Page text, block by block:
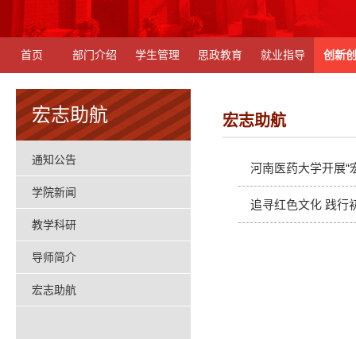
首页 部门介绍 学生管理 思政教育 就业指导 创新
宏志助航
通知公告
学院新闻
教学科研
导师简介
宏志助航
宏志助航
河南医药大学开展“
追寻红色文化 践行